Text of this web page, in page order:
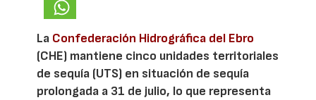
La Confederación Hidrográfica del Ebro
(CHE) mantiene cinco unidades territoriales
de sequía (UTS) en situación de sequía
prolongada a 31 de julio, lo que representa